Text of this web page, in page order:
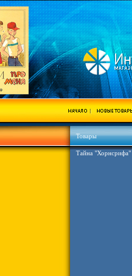
Товары
Тайна